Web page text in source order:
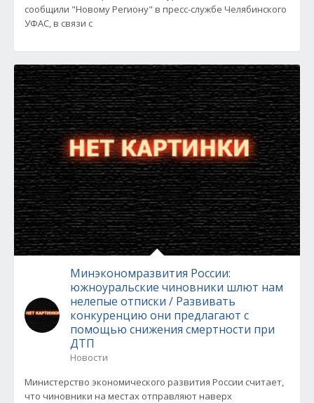
сообщили "Новому Региону" в пресс-службе Челябинского
УФАС, в связи с
Минэкономразвития России:
южноуральские чиновники шлют нам
нелепые отписки / Развивать
конкуренцию они предлагают с
помощью снижения смертности при
ДТП
Новости
Министерство экономического развития России считает,
что чиновники на местах отправляют наверх